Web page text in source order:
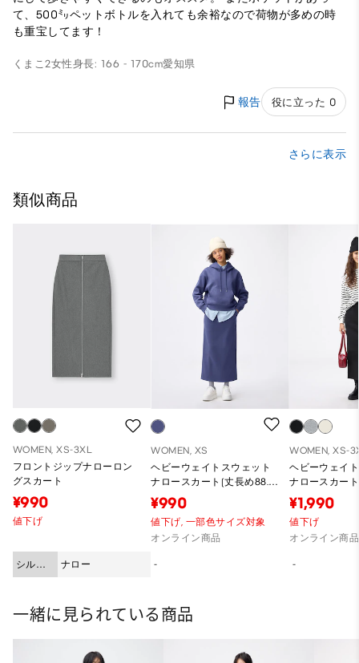
て、500㍉ペットボトルを入れても余裕なので荷物が多めの時
も重宝してます！
くまこ2女性身長: 166 - 170cm愛知県
報告 役に立った 0
さらに表示
類似商品
WOMEN, XS-3XL
フロントジップナローロン
グスカート
¥990
値下げ
シルエ
ット
ナロー
WOMEN, XS
ヘビーウェイトスウェット
ナロースカート(丈長め88.5
～95.5cm)
¥990
値下げ, 一部色サイズ対象
オンライン商品
-
WOMEN, XS-
ヘビーウェイ
ナロースカー
～95.5cm)
¥1,990
値下げ
オンライン商品
-
一緒に見られている商品